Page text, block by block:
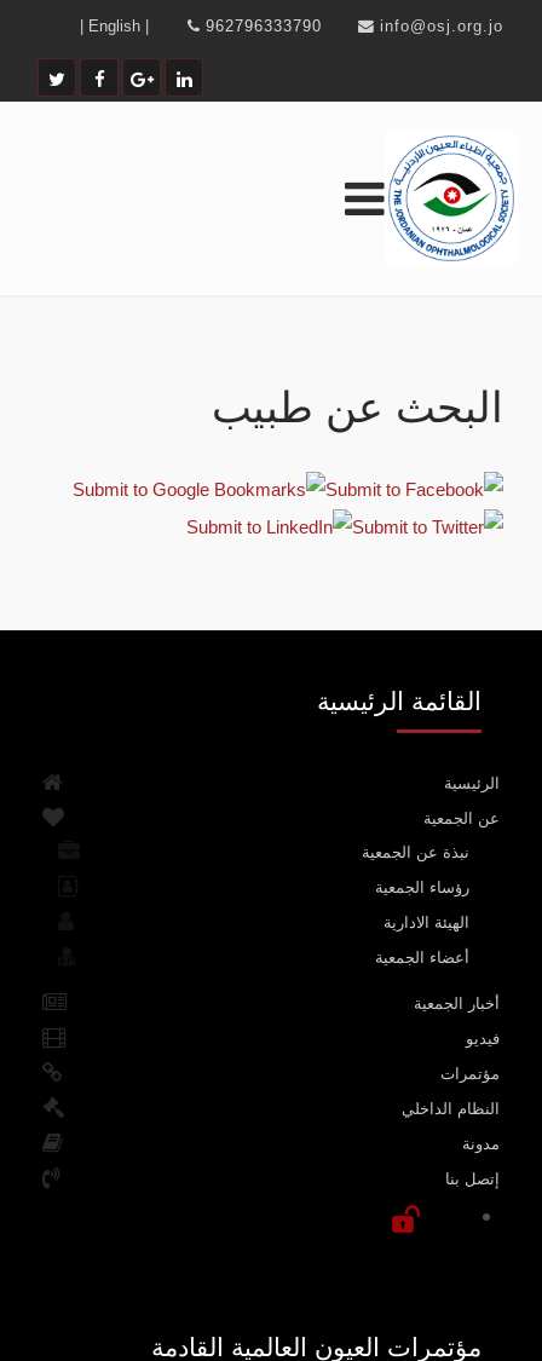
962796333790 info@osj.org.jo
البحث عن طبيب
القائمة الرئيسية
الرئيسية
عن الجمعية
نبذة عن الجمعية
رؤساء الجمعية
الهيئة الادارية
أعضاء الجمعية
أخبار الجمعية
فيديو
مؤتمرات
النظام الداخلي
مدونة
إتصل بنا
مؤتمرات العيون العالمية القادمة